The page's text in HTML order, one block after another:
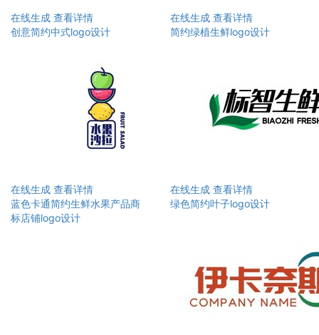
在线生成 查看详情
创意简约中式logo设计
在线生成 查看详情
简约绿植生鲜logo设计
在线生成 查看详情
蓝色卡通简约生鲜水果产品商
标店铺logo设计
在线生成 查看详情
绿色简约叶子logo设计